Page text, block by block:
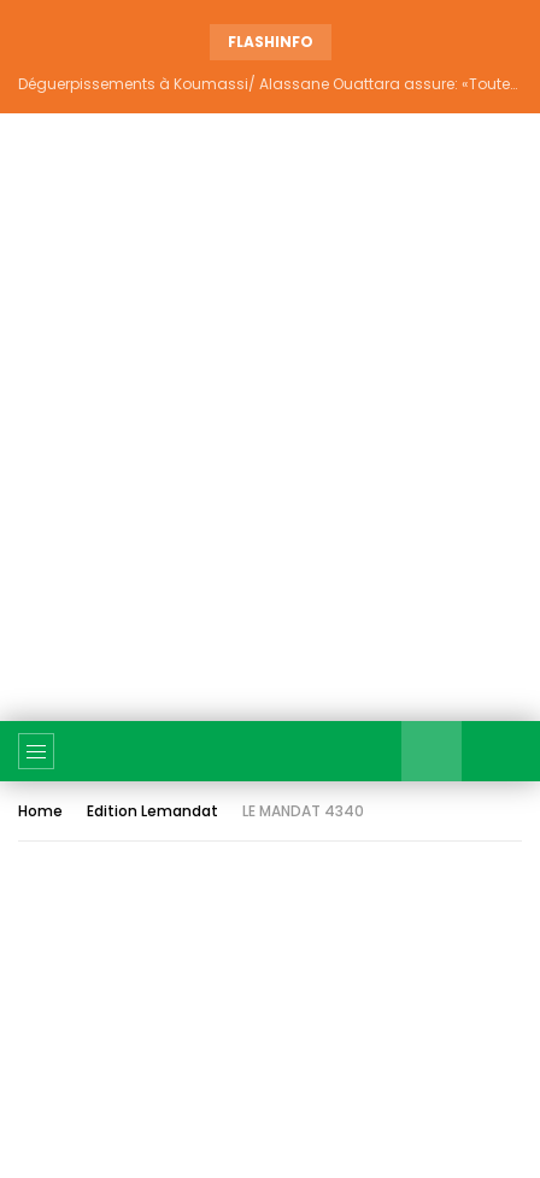
FLASHINFO
Déguerpissements à Koumassi/ Alassane Ouattara assure: «Toutes les responsabilités seront établies et elles donneront lieu aux sanctions prévues par la loi»
Home Edition Lemandat LE MANDAT 4340